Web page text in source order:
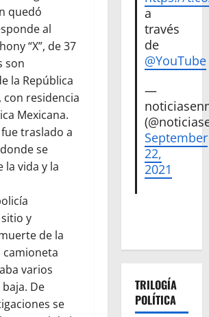
quedó
al
“X”, de 37
son
la República
con residencia
Mexicana.
traslado a
se
la vida y la
y
de la
camioneta
varios
De
se
a
través
de
@YouTube
—
September
22,
2021
TRILOGÍA
POLÍTICA